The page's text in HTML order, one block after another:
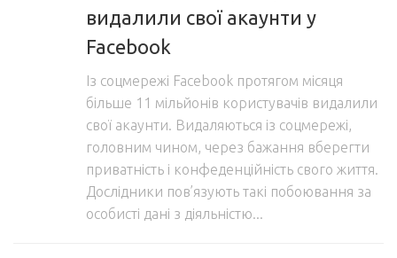
видалили свої акаунти у
Facebook
Із соцмережі Facebook протягом місяця
більше 11 мільйонів користувачів видалили
свої акаунти. Видаляються із соцмережі,
головним чином, через бажання вберегти
приватність і конфеденційність свого життя.
Дослідники пов’язують такі побоювання за
особисті дані з діяльністю...